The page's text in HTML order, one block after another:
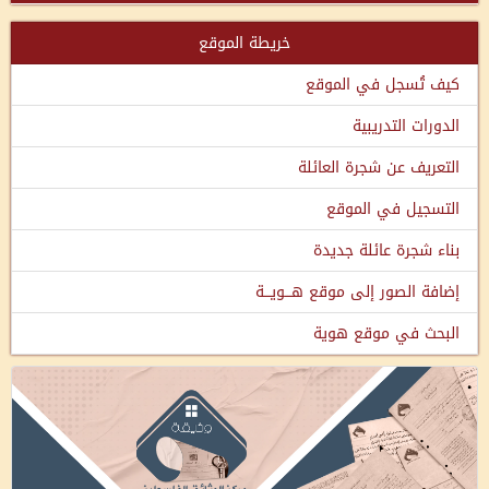
خريطة الموقع
كيف تُسجل في الموقع
الدورات التدريبية
التعريف عن شجرة العائلة
التسجيل في الموقع
بناء شجرة عائلة جديدة
إضافة الصور إلى موقع هـــويـــة
البحث في موقع هوية